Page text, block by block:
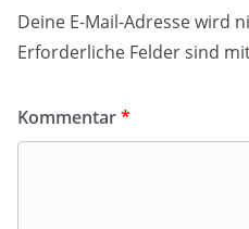
Deine E-Mail-Adresse wird
Erforderliche Felder sind
Kommentar*